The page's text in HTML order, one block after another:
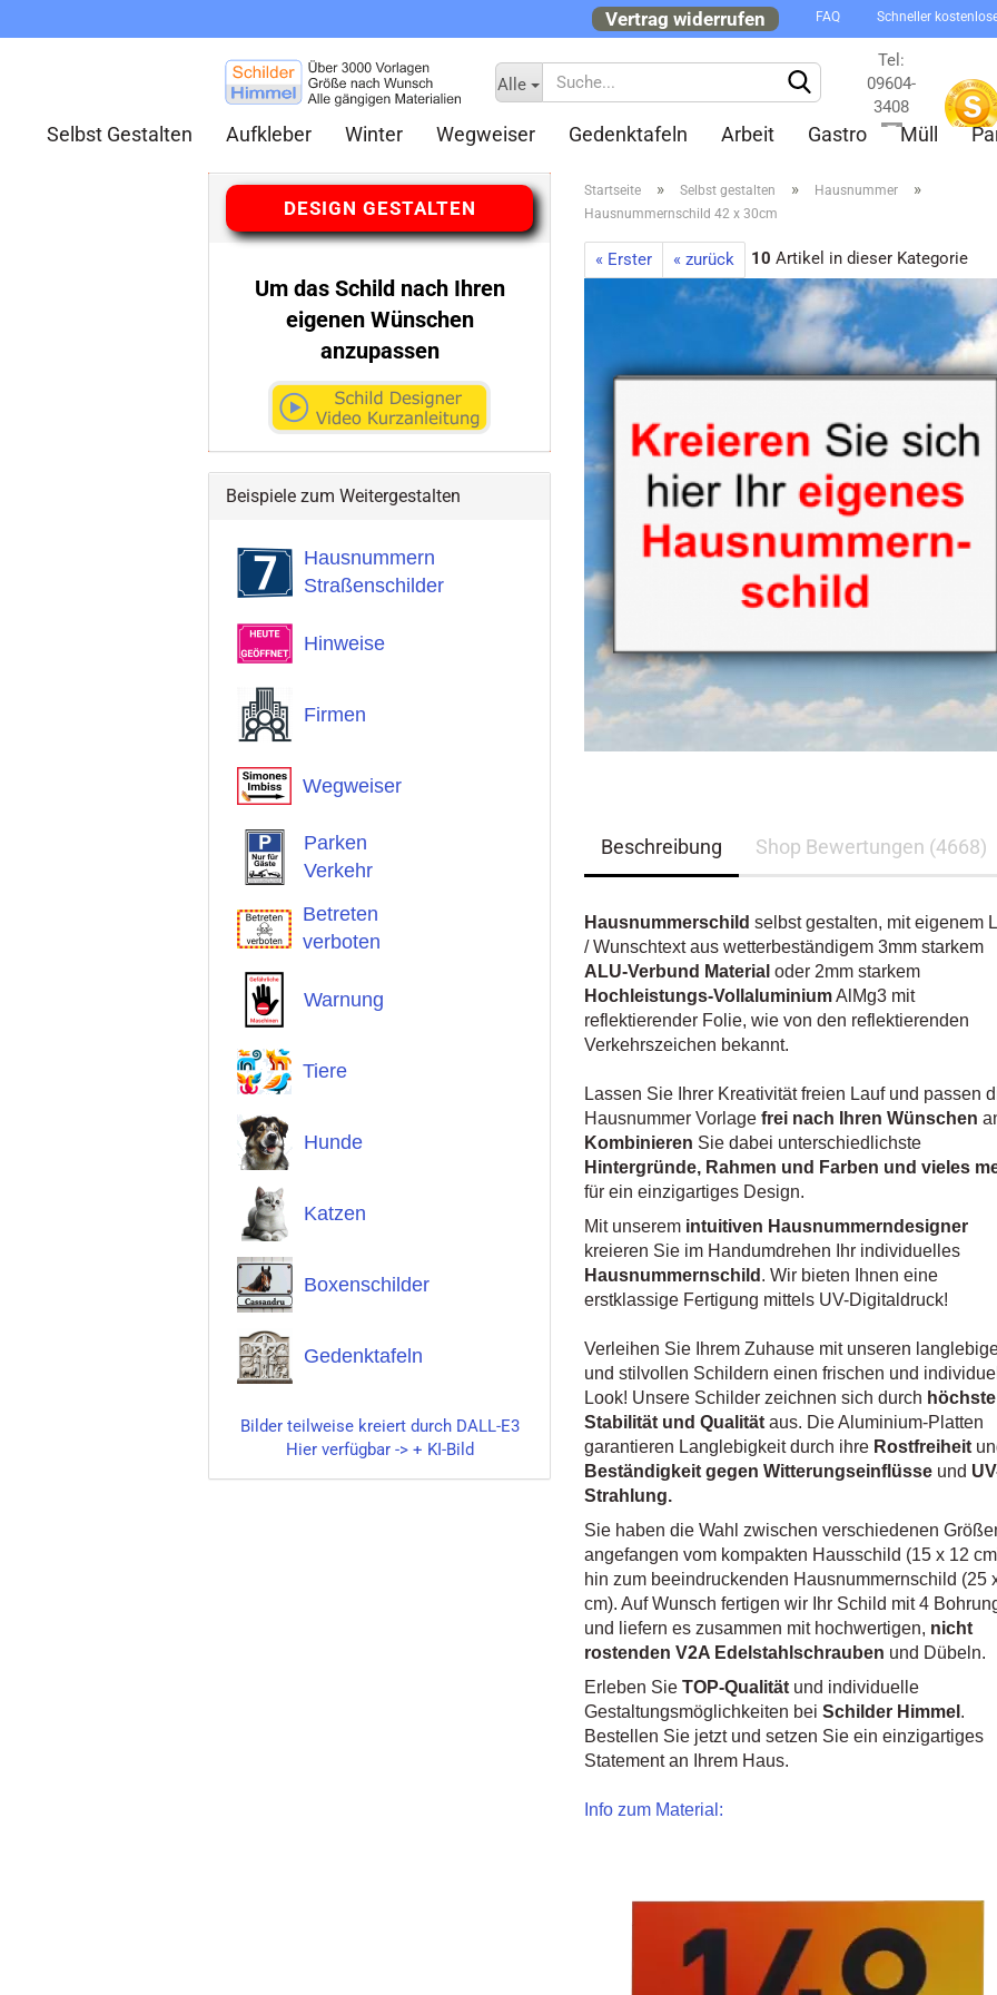
Vertrag widerrufen FAQ Schneller
Alle
Tel:
09604-
3408
Selbst Gestalten Aufkleber Winter Wegweiser Gedenktafeln Arbeit Gastro Müll
Startseite » Selbst gestalten » Hausnummer »
Hausnummernschild 42 x 30cm
« Erster « zurück 10 Artikel in dieser Kategorie
Beschreibung Shop Bewertungen (4668)
Hausnummerschild selbst gestalten, mit eigenem
/ Wunschtext aus wetterbeständigem 3mm starkem
ALU-Verbund Material oder 2mm starkem
Hochleistungs-VollaluminiumAlMg3 mit
reflektierender Folie, wie von den reflektierenden
Verkehrszeichen bekannt.
Lassen Sie Ihrer Kreativität freien Lauf und passen
Hausnummer Vorlagefrei nach Ihren Wünschen
Kombinieren Sie dabei unterschiedlichste
Hintergründe, Rahmen und Farben und vieles
für ein einzigartiges Design.
Mit unserem intuitiven Hausnummerndesigner
kreieren Sie im Handumdrehen Ihr individuelles
Hausnummernschild . Wir bieten Ihnen eine
erstklassige Fertigung mittels UV-Digitaldruck!
Verleihen Sie Ihrem Zuhause mit unseren
und stilvollen Schildern einen frischen und
Look! Unsere Schilder zeichnen sich durch höchste
Stabilität und Qualität aus. Die Aluminium-Platten
garantieren Langlebigkeit durch ihre Rostfreiheit
Beständigkeit gegen Witterungseinflüsse und
Strahlung.
Sie haben die Wahl zwischen verschiedenen
angefangen vom kompakten Hausschild (15 x 12
hin zum beeindruckenden Hausnummernschild (25
cm). Auf Wunsch fertigen wir Ihr Schild mit 4
und liefern es zusammen mit hochwertigen, nicht
rostenden V2A Edelstahlschrauben und Dübeln.
Erleben SieTOP-Qualität und individuelle
Gestaltungsmöglichkeiten beiSchilder Himmel .
Bestellen Sie jetzt und setzen Sie ein einzigartiges
Statement an Ihrem Haus.
Info zum Material:
DESIGN GESTALTEN
Um das Schild nach Ihren
eigenen Wünschen
anzupassen
Beispiele zum Weitergestalten
Hausnummern
Straßenschilder
Hinweise
Firmen
Wegweiser
Parken
Verkehr
Betreten
verboten
Warnung
Tiere
Hunde
Katzen
Boxenschilder
Gedenktafeln
Bilder teilweise kreiert durch DALL-E3
Hier verfügbar -> + KI-Bild